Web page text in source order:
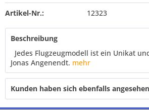
Artikel-Nr.: 12323
Beschreibung
Jedes Flugzeugmodell ist ein Unikat
Jonas Angenendt. mehr
Kunden haben sich ebenfalls angesehen